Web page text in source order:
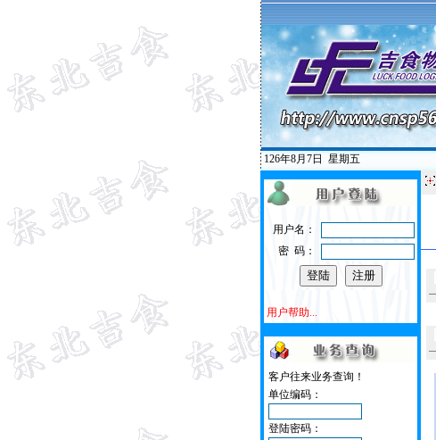
126年8月7日 星期五
用户名：
密 码：
用户帮助...
客户往来业务查询！
单位编码：
登陆密码：